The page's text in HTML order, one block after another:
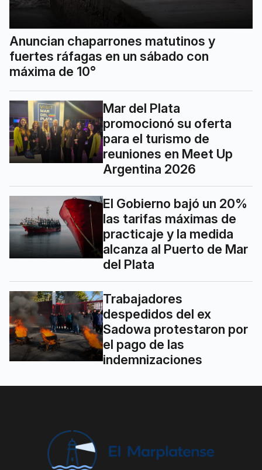
Anuncian chaparrones matutinos y
fuertes ráfagas en un sábado con
máxima de 10°
Mar del Plata
promocionó su oferta
para el turismo de
reuniones en Meet Up
Argentina 2026
El Gobierno bajó un 20%
las tarifas máximas de
practicaje y la medida
alcanza al Puerto de Mar
del Plata
Trabajadores
despedidos del ex
Sadowa protestaron por
el pago de las
indemnizaciones